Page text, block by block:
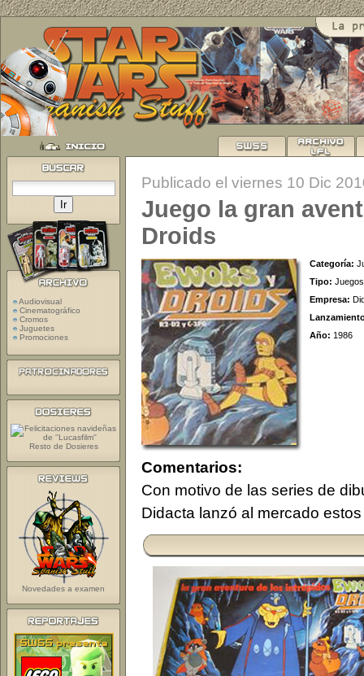
Publicado el viernes 10 Dic
Juego la gran
Droids
Categoría:
Tipo: Juegos
Empresa:
Año: 1986
Comentarios:
Con motivo de las series de
Didacta lanzó al mercado
Audiovisual
Cinematográfico
Cromos
Juguetes
Promociones
Resto de Dosieres
Novedades a examen